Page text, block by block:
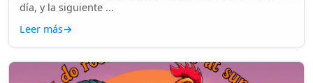
día, y la siguiente ...
Leer más→